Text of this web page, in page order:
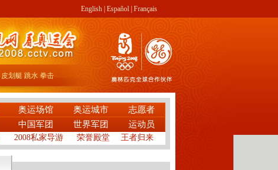
English Español Français
皮划艇 跳水 拳击
奥运场馆 奥运城市
志愿者
中国军团 世界军团 运动员
2008私家导游 荣誉殿堂 王者归来